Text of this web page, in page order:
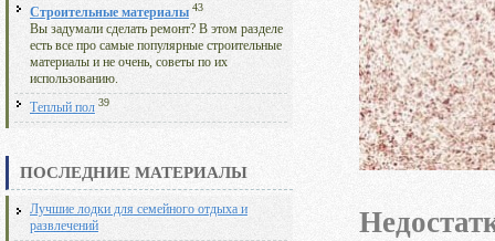
Строительные материалы 43
Вы задумали сделать ремонт? В этом разделе
есть все про самые популярные строительные
материалы и не очень, советы по их
использованию.
Теплый пол 39
ПОСЛЕДНИЕ МАТЕРИАЛЫ
Лучшие лодки для семейного отдыха и
развлечений